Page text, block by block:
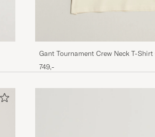
Gant Tournament Crew Neck T-Shirt
749,-